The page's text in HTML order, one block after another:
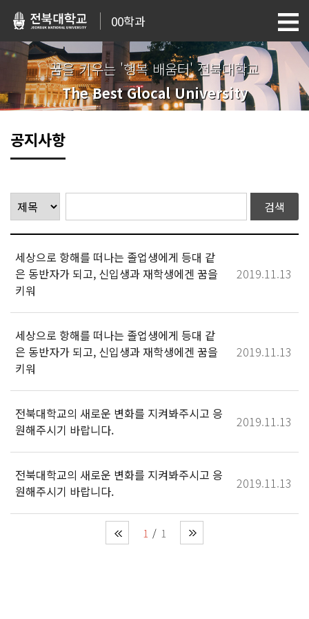
00학과
꿈을 키우는 '행복 배움터' 전북대학교
The Best Glocal University
공지사항
세상으로 항해를 떠나는 졸업생에게 등대 같
은 동반자가 되고, 신입생과 재학생에겐 꿈을
키워
2019.11.13
세상으로 항해를 떠나는 졸업생에게 등대 같
은 동반자가 되고, 신입생과 재학생에겐 꿈을
키워
2019.11.13
전북대학교의 새로운 변화를 지켜봐주시고 응
원해주시기 바랍니다.
2019.11.13
전북대학교의 새로운 변화를 지켜봐주시고 응
원해주시기 바랍니다.
2019.11.13
1 1